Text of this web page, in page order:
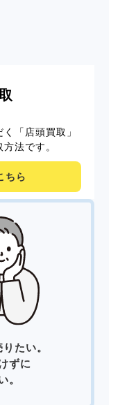
「店頭買取」
法です。
ちら
たい。
ずに
。